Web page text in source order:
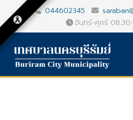
044602345
จันทร์-ศุกร์